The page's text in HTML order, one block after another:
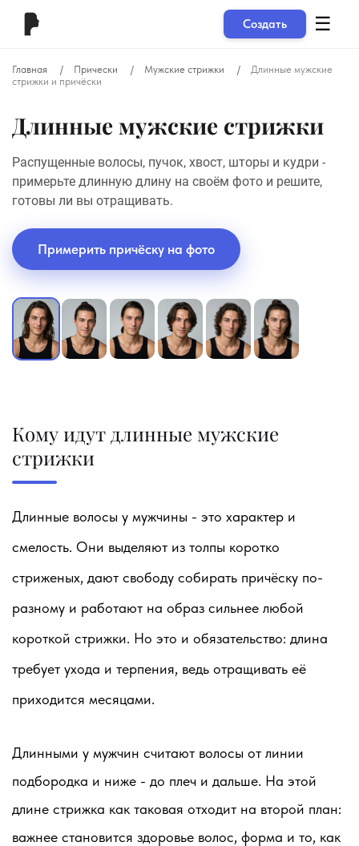
Создать ☰
Главная Прически Мужские стрижки
Длинные мужские
стрижки и причёски
Длинные мужские стрижки
Распущенные волосы, пучок, хвост, шторы и кудри -
примерьте длинную длину на своём фото и решите,
готовы ли вы отращивать.
Примерить причёску на фото
Кому идут длинные мужские
стрижки
Длинные волосы у мужчины - это характер и
смелость. Они выделяют из толпы коротко
стриженых, дают свободу собирать причёску по-
разному и работают на образ сильнее любой
короткой стрижки. Но это и обязательство: длина
требует ухода и терпения, ведь отращивать её
приходится месяцами.
Длинными у мужчин считают волосы от линии
подбородка и ниже - до плеч и дальше. На этой
длине стрижка как таковая отходит на второй план:
важнее становится здоровье волос, форма и то, как